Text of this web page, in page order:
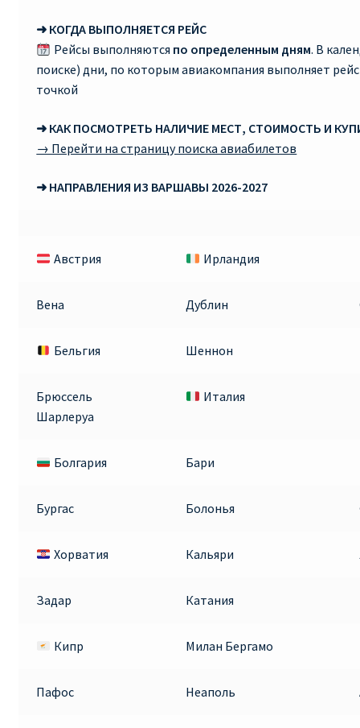
RYANAIR.COM НА РУССКОМ – кнфтфшкюсщь
Авиабилеты Ryanair на Тенерифе от €15
АВИАБИЛЕТЫ RYANAIR ОТ € 12
Акции RYANAIR из Варшавы
Акции RYANAIR из Вильнюса
Акции RYANAIR из Каунаса
БИЛЕТЫ RYANAIR | ПОИСК ЛУЧШЕЙ ЦЕНЫ |
➜ КОГДА ВЫПОЛНЯЕТСЯ РЕЙС
Рейсы выполняются по определенным дням. В
поиске) дни, по которым авиакомпания выполняет
точкой
➜ КАК ПОСМОТРЕТЬ НАЛИЧИЕ МЕСТ, СТОИМОСТЬ И
→ Перейти на страницу поиска авиабилетов
➜ НАПРАВЛЕНИЯ ИЗ ВАРШАВЫ 2026-2027
Австрия Ирландия
Вена Дублин
Бельгия Шеннон
Брюссель
Шарлеруа
Италия
Болгария Бари
Бургас Болонья
Хорватия Кальяри
Задар Катания
Кипр Милан Бергамо
Пафос Неаполь